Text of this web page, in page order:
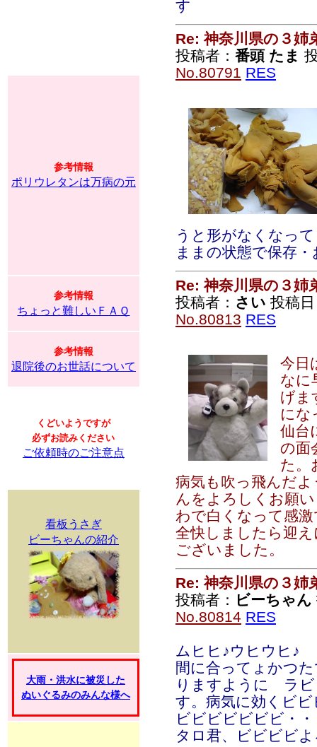
参考情報
ポリウレタンは万病の元
参考情報
ちょっと難しいＦＡＱ
参考情報
退院後のお世話について
くどいようですが
必ずお読みください
ご依頼時のご注意点
看板うさぎ
ビーちゃんの紹介
大雨・洪水に被災した
ぬいぐるみのみんな様へ
す
Re: 神奈川県の３姉
投稿者： 番頭 たま
No.80791 RES
うと形がなくなっ
ままの状態で保存
Re: 神奈川県の３姉
投稿者： さい 投稿
No.80813 RES
今日
なに
げま
にな
仙台
の面
た。
病気も吹っ飛んだ
んをよろしくお願
わで白くなって感
全快しましたら迎
ございました。
Re: 神奈川県の３姉
投稿者： ビーちゃん
No.80814 RES
ムヒヒ♪ウヒウヒ♪
間に合ってょかつ
りますように ラビ
す。病気に効くビ
ビビビビビビビ・
タロ君、ビビビビ